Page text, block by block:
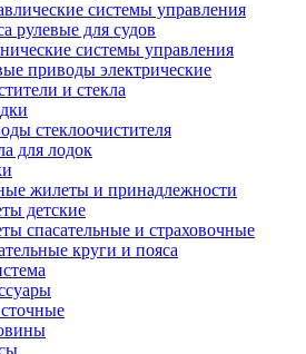
системы управления
рулевые для судов
системы управления
приводы электрические
и стекла
стеклоочистителя
для лодок
жилеты и принадлежности
детские
спасательные и страховочные
круги и пояса